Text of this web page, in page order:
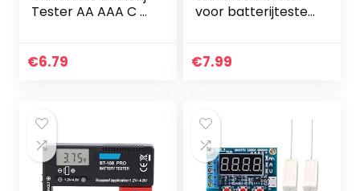
Tester AA AAA C D
€6.79
voor batterijtester
€7.99